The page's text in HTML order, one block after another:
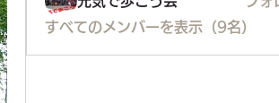
すべてのメンバーを表示（9名）